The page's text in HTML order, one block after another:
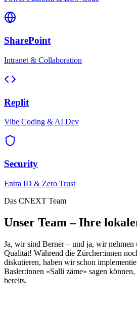
SharePoint
Intranet & Collaboration
Replit
Vibe Coding & AI Dev
Security
Entra ID & Zero Trust
Das CNEXT Team
Unser Team – Ihre
Ja, wir sind Berner – und ja, wir
Qualität! Während die Zürcher:innen
diskutieren, haben wir schon
Basler:innen «Salli zäme» sagen
bereits.